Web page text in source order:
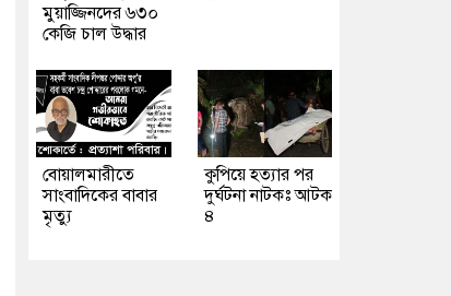
মুয়াজ্জিনদের ৬৩০
কেজি চাল উদ্ধার
বোয়ালমারীতে
সাংবাদিকের বাবার
মৃত্যু
কুপিয়ে হত্যার পর
দুর্ঘটনা নাটকঃ আটক
৪